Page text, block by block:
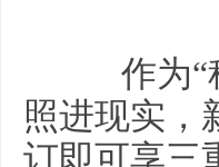
作为“
照进现实，
订即可享三